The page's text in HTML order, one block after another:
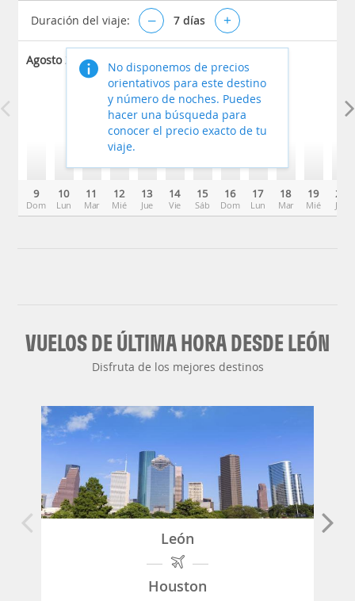
Duración del viaje: – 7 días +
Agosto 2026
9
Dom
10
Lun
11
Mar
12
Mié
13
Jue
14
Vie
15
Sáb
16
Dom
17
Lun
18
Mar
19
Mié
20
Jue
No disponemos de precios
orientativos para este destino
y número de noches. Puedes
hacer una búsqueda para
conocer el precio exacto de tu
viaje.
VUELOS DE ÚLTIMA HORA DESDE LEÓN
Disfruta de los mejores destinos
León
Houston